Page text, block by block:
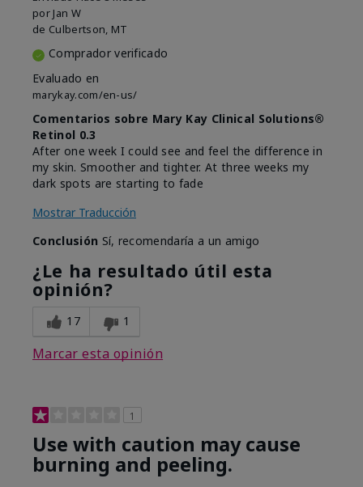
por Jan W
de Culbertson, MT
Comprador verificado
Evaluado en
marykay.com/en-us/
Comentarios sobre Mary Kay Clinical Solutions®
Retinol 0.3
After one week I could see and feel the difference in
my skin. Smoother and tighter. At three weeks my
dark spots are starting to fade
Mostrar Traducción
Conclusión Sí, recomendaría a un amigo
¿Le ha resultado útil esta
opinión?
17 1
Marcar esta opinión
1
Use with caution may cause
burning and peeling.